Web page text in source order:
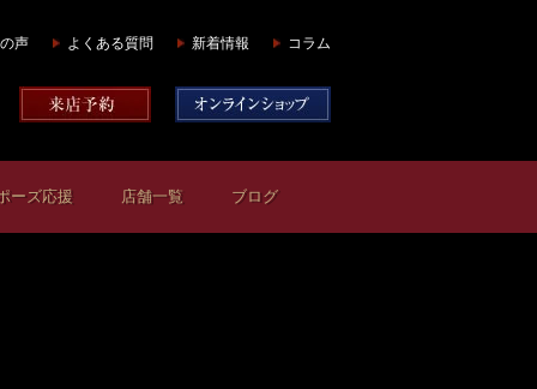
声 よくある質問 新着情報 コラム
ーズ応援 店舗一覧 ブログ